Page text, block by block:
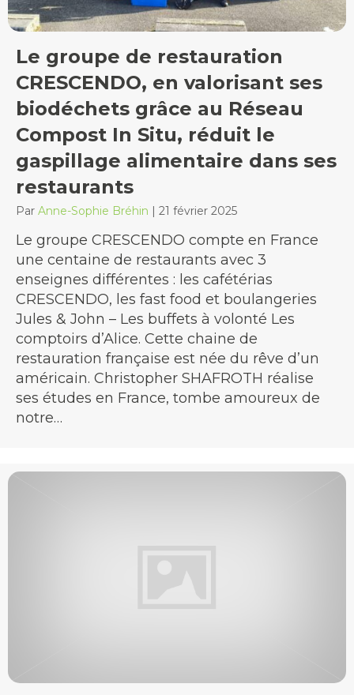
Le groupe de restauration
CRESCENDO, en valorisant ses
biodéchets grâce au Réseau
Compost In Situ, réduit le
gaspillage alimentaire dans ses
restaurants
Par Anne-Sophie Bréhin 21 février 2025
Le groupe CRESCENDO compte en France
une centaine de restaurants avec 3
enseignes différentes : les cafétérias
CRESCENDO, les fast food et boulangeries
Jules & John – Les buffets à volonté Les
comptoirs d’Alice. Cette chaine de
restauration française est née du rêve d’un
américain. Christopher SHAFROTH réalise
ses études en France, tombe amoureux de
notre…